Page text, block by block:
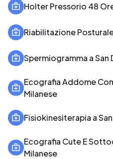
Holter Pressorio 48
Riabilitazione
Spermiogramma a San
Ecografia Addome
Milanese
Fisiokinesiterapia a
Ecografia Cute E
Milanese